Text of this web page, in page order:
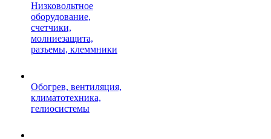
Низковольтное
оборудование,
счетчики,
молниезащита,
разъемы, клеммники
Обогрев, вентиляция,
климатотехника,
гелиосистемы